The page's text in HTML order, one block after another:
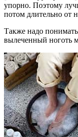
упорно. Поэтому
потом длительно от
Также надо
вылеченный ноготь